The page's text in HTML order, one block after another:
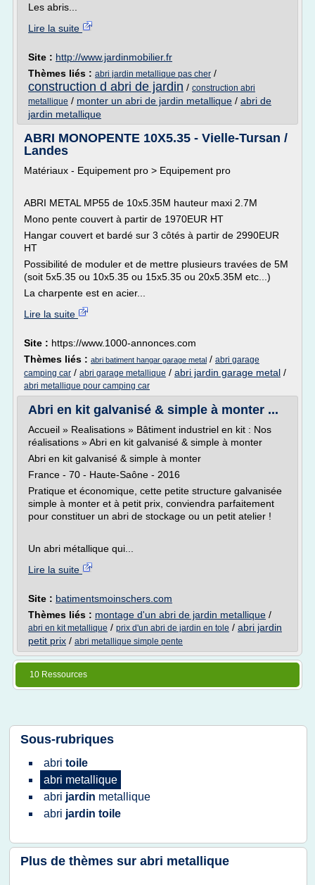
Les abris...
Lire la suite
Site : http://www.jardinmobilier.fr
Thèmes liés : abri jardin metallique pas cher /
construction d abri de jardin / construction abri
metallique / monter un abri de jardin metallique / abri de
jardin metallique
ABRI MONOPENTE 10X5.35 - Vielle-Tursan /
Landes
Matériaux - Equipement pro > Equipement pro
ABRI METAL MP55 de 10x5.35M hauteur maxi 2.7M
Mono pente couvert à partir de 1970EUR HT
Hangar couvert et bardé sur 3 côtés à partir de 2990EUR
HT
Possibilité de moduler et de mettre plusieurs travées de 5M
(soit 5x5.35 ou 10x5.35 ou 15x5.35 ou 20x5.35M etc...)
La charpente est en acier...
Lire la suite
Site : https://www.1000-annonces.com
Thèmes liés : abri batiment hangar garage metal / abri garage
camping car / abri garage metallique / abri jardin garage metal /
abri metallique pour camping car
Abri en kit galvanisé & simple à monter ...
Accueil » Realisations » Bâtiment industriel en kit : Nos
réalisations » Abri en kit galvanisé & simple à monter
Abri en kit galvanisé & simple à monter
France - 70 - Haute-Saône - 2016
Pratique et économique, cette petite structure galvanisée
simple à monter et à petit prix, conviendra parfaitement
pour constituer un abri de stockage ou un petit atelier !
Un abri métallique qui...
Lire la suite
Site : batimentsmoinschers.com
Thèmes liés : montage d'un abri de jardin metallique /
abri en kit metallique / prix d'un abri de jardin en tole / abri jardin
petit prix / abri metallique simple pente
10 Ressources
Sous-rubriques
abri toile
abri metallique
abri jardin metallique
abri jardin toile
Plus de thèmes sur abri metallique